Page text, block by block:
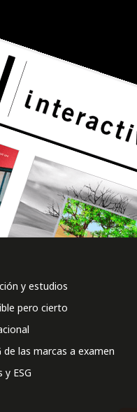
y estudios
pero cierto
de las marcas a examen
y ESG